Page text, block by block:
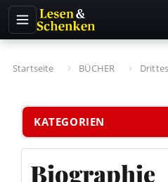
Startseite BÜCHER
KATEGORIEN
Biographie